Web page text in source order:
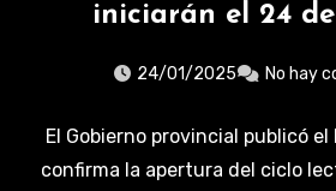
iniciarán el 24
24/01/2025 No hay
El Gobierno provincial publicó
confirma la apertura del ciclo